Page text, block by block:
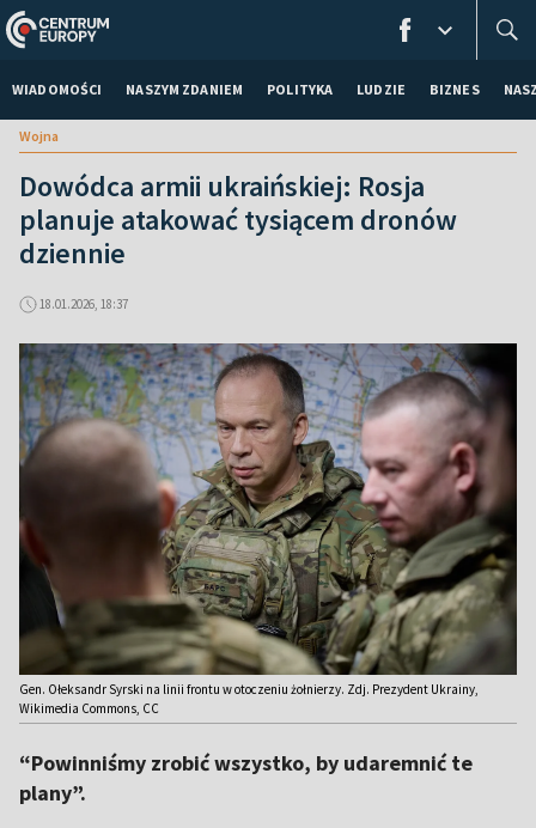
WIADOMOŚCI NASZYM ZDANIEM POLITYKA LUDZIE BIZNES
Wojna
Dowódca armii ukraińskiej: Rosja
planuje atakować tysiącem dronów
dziennie
18.01.2026, 18:37
Gen. Ołeksandr Syrski na linii frontu w otoczeniu żołnierzy. Zdj. Prezydent Ukrainy,
Wikimedia Commons, CC
“Powinniśmy zrobić wszystko, by udaremnić te
plany”.